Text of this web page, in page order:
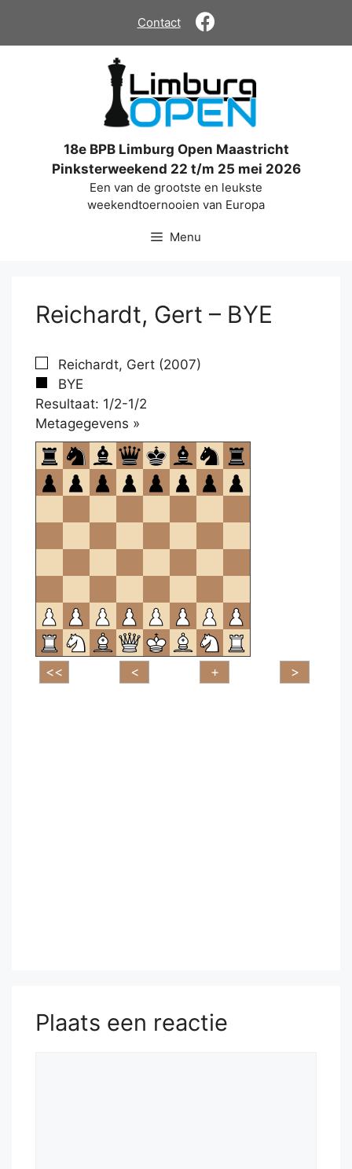
de
Contact
18e BPB Limburg Open Maastricht
Pinksterweekend 22 t/m 25 mei 2026
Een van de grootste en leukste
weekendtoernooien van Europa
Menu
Reichardt, Gert – BYE
Reichardt, Gert (2007)
BYE
Resultaat: 1/2-1/2
Metagegevens »
om
te
openen.
Plaats een reactie